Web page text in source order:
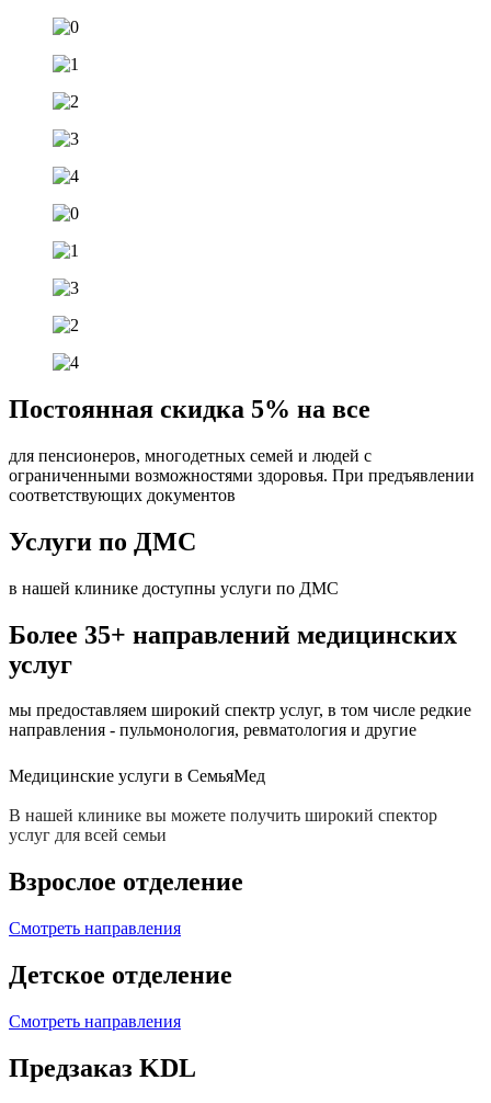
Постоянная скидка 5% на все
для пенсионеров, многодетных семей и людей с
ограниченными возможностями здоровья. При предъявлении
соответствующих документов
Услуги по ДМС
в нашей клинике доступны услуги по ДМС
Более 35+ направлений медицинских
услуг
мы предоставляем широкий спектр услуг, в том числе редкие
направления - пульмонология, ревматология и другие
Медицинские услуги в СемьяМед
В нашей клинике вы можете получить широкий спектор
услуг для всей семьи
Взрослое отделение
Смотреть направления
Детское отделение
Смотреть направления
Предзаказ KDL